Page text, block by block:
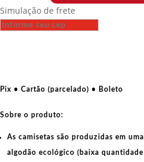
-
Chico
a
quantidade
Simulação de frete
Pix • Cartão (parcelado) • Boleto
Sobre o produto:
As camisetas são produzidas em
algodão ecológico (baixa